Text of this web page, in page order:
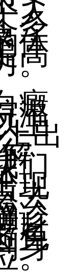
人
多
体
高
。
温
上
出
们
，
现
去
诊
赶
免
身
。